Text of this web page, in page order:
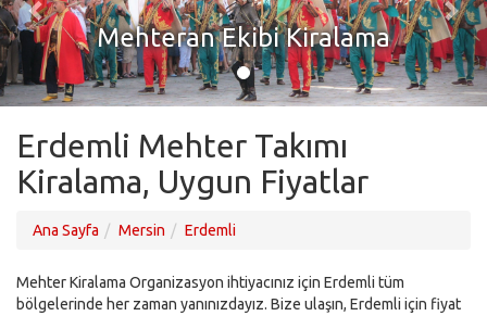
Mehteran Ekibi Kiralama
Erdemli Mehter Takımı
Kiralama, Uygun Fiyatlar
Ana Sayfa Mersin Erdemli
Mehter Kiralama Organizasyon ihtiyacınız için Erdemli tüm
bölgelerinde her zaman yanınızdayız. Bize ulaşın, Erdemli için fiyat